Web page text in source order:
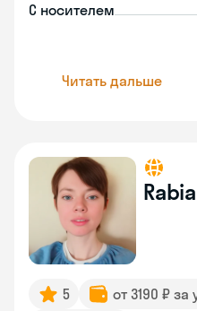
С носителем
Читать дальше
Rabia
5 от 3190 ₽ за